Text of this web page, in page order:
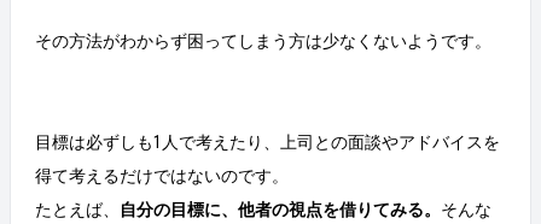
その方法がわからず困ってしまう方は少なくないようです。
目標は必ずしも1人で考えたり、上司との面談やアドバイスを
得て考えるだけではないのです。
たとえば、
自分の目標に、他者の視点を借りてみる。 そんな